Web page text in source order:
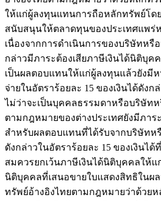
ให้แก่ผู้ลงทุนแทนการถือหลักทรัพย์โดย
สนับสนุนให้ตลาดทุนของประเทศแพร่
เนื่องจากการดำเนินการของบริษัทห
กล่าวมีภาระต้องเสียภาษีเงินได้นิติบุค
เป็นผลตอบแทนให้แก่ผู้ลงทุนแล้วยังมี
จ่ายในอัตราร้อยละ 15 ของเงินได้ดัง
ไม่ว่าจะเป็นบุคคลธรรมดาหรือบริษัท
ตามกฎหมายของต่างประเทศยังมีภาร
สำหรับผลตอบแทนที่ได้รับจากบริษัท
ดังกล่าวในอัตราร้อยละ 15 ของเงินไ
สมควรยกเว้นภาษีเงินได้นิติบุคคลให้
นิติบุคคลที่เสนอขายใบแสดงสิทธิในผ
ทรัพย์อ้างอิงไทยตามกฎหมายว่าด้วย